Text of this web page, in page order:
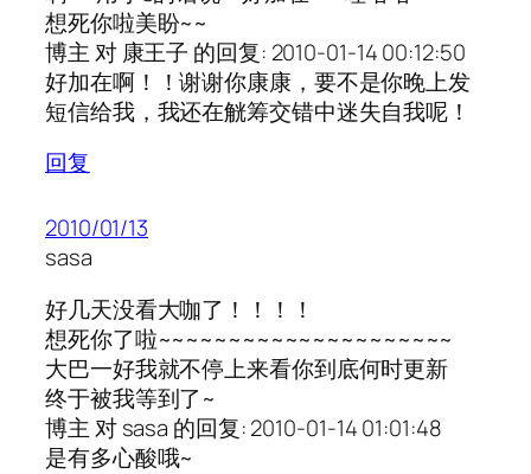
想死你啦美盼~~
博主 对 康王子 的回复: 2010-01-14 00:12:50
好加在啊！！谢谢你康康，要不是你晚上发
短信给我，我还在觥筹交错中迷失自我呢！
回复
2010/01/13
sasa
好几天没看大咖了！！！！
想死你了啦~~~~~~~~~~~~~~~~~~~~~
大巴一好我就不停上来看你到底何时更新
终于被我等到了~
博主 对 sasa 的回复: 2010-01-14 01:01:48
是有多心酸哦~